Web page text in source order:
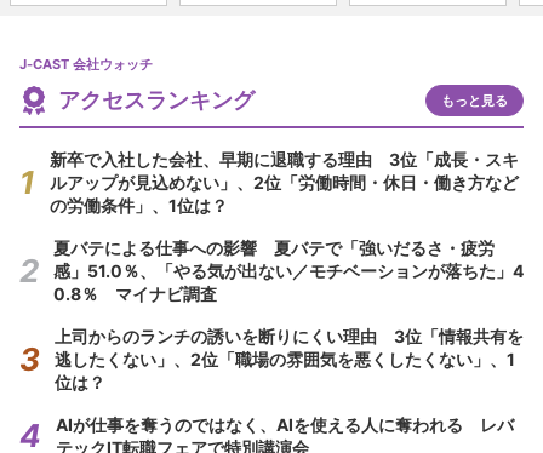
J-CAST 会社ウォッチ
アクセスランキング もっと見る
新卒で入社した会社、早期に退職する理由 3位「成長・スキ
ルアップが見込めない」、2位「労働時間・休日・働き方など
の労働条件」、1位は？
夏バテによる仕事への影響 夏バテで「強いだるさ・疲労
感」51.0％、「やる気が出ない／モチベーションが落ちた」4
0.8％ マイナビ調査
上司からのランチの誘いを断りにくい理由 3位「情報共有を
逃したくない」、2位「職場の雰囲気を悪くしたくない」、1
位は？
AIが仕事を奪うのではなく、AIを使える人に奪われる レバ
テックIT転職フェアで特別講演会